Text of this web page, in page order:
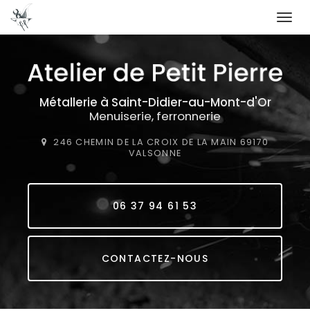
contenu
principalMétallerie à Saint-Didier-au-Mont-d'Or
Menuiserie, ferronnerie
246 CHEMIN DE LA CROIX DE LA MAIN 69170
VALSONNE
06 37 94 61 53
CONTACTEZ-NOUS